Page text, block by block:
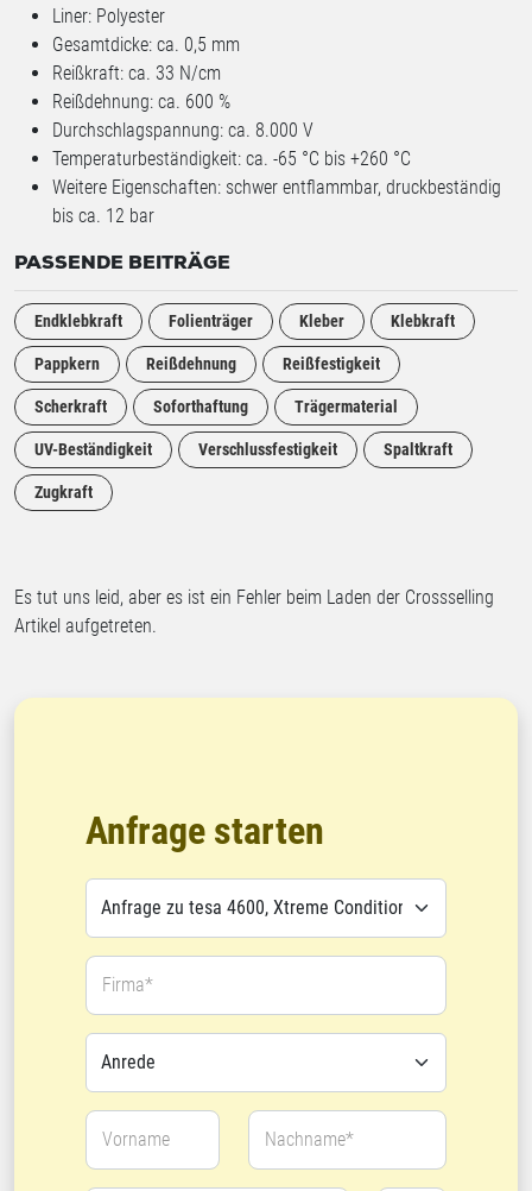
Liner: Polyester
Gesamtdicke: ca. 0,5 mm
Reißkraft: ca. 33 N/cm
Reißdehnung: ca. 600 %
Durchschlagspannung: ca. 8.000 V
Temperaturbeständigkeit: ca. -65 °C bis +260 °C
Weitere Eigenschaften: schwer entflammbar, druckbeständig
bis ca. 12 bar
PASSENDE BEITRÄGE
Endklebkraft Folienträger Kleber Klebkraft
Pappkern Reißdehnung Reißfestigkeit
Scherkraft Soforthaftung Trägermaterial
UV-Beständigkeit Verschlussfestigkeit Spaltkraft
Zugkraft
Es tut uns leid, aber es ist ein Fehler beim Laden der Crossselling
Artikel aufgetreten.
Anfrage starten
Firma*
Vorname Nachname*